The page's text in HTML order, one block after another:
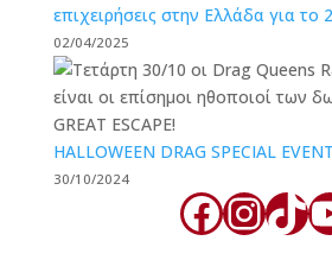
επιχειρήσεις στην Ελλάδα για το
02/04/2025
HALLOWEEN DRAG SPECIAL EVENT
30/10/2024